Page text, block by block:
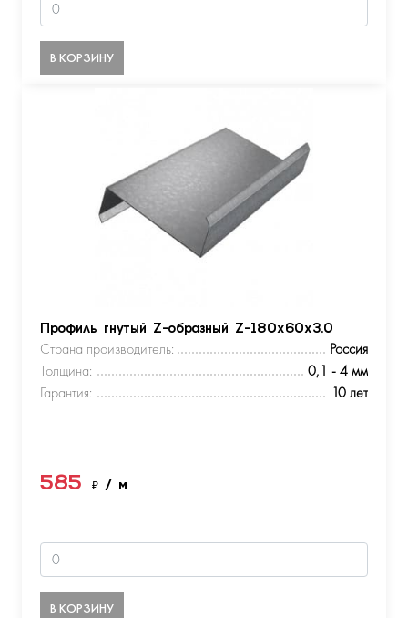
В КОРЗИНУ
Профиль гнутый Z-образный Z-180х60х3.0
Страна производитель:
Россия
Толщина:
0,1 - 4 мм
Гарантия:
10 лет
585 ₽ / м
В КОРЗИНУ